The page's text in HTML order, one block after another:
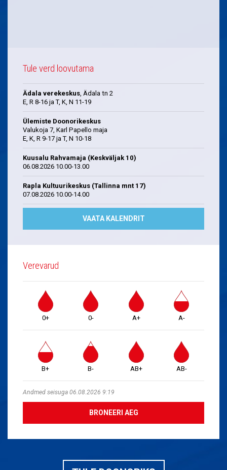
Tule verd loovutama
Ädala verekeskus, Ädala tn 2
E, R 8-16 ja T, K, N 11-19
Ülemiste Doonorikeskus
Valukoja 7, Karl Papello maja
E, K, R 9-17 ja T, N 10-18
Kuusalu Rahvamaja (Keskväljak 10)
06.08.2026 10.00-13.00
Rapla Kultuurikeskus (Tallinna mnt 17)
07.08.2026 10.00-14.00
VAATA KALENDRIT
Verevarud
0+ 0- A+ A-
B+ B- AB+ AB-
Andmed seisuga 06.08.2026 9:19
BRONEERI AEG